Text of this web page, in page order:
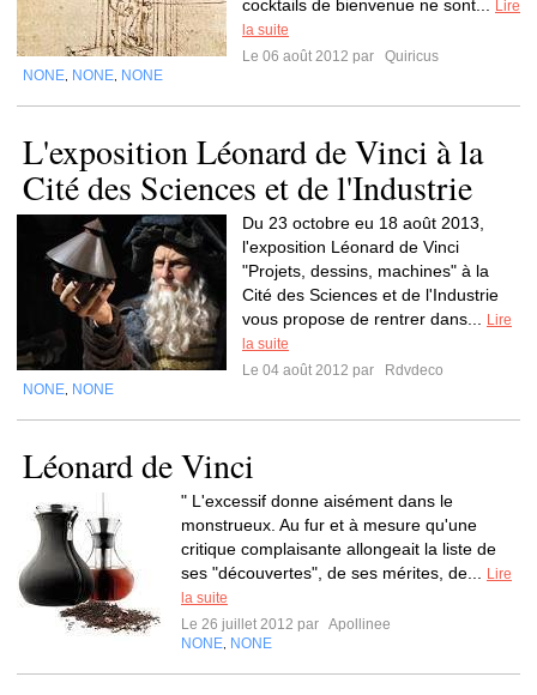
cocktails de bienvenue ne sont...
Lire
la suite
Le 06 août 2012 par
Quiricus
NONE NONE NONE
L'exposition Léonard de Vinci à la
Cité des Sciences et de l'Industrie
Du 23 octobre eu 18 août 2013,
l'exposition Léonard de Vinci
"Projets, dessins, machines" à la
Cité des Sciences et de l'Industrie
vous propose de rentrer dans...
Lire
la suite
Le 04 août 2012 par
Rdvdeco
NONE NONE
Léonard de Vinci
" L'excessif donne aisément dans le
monstrueux. Au fur et à mesure qu'une
critique complaisante allongeait la liste de
ses "découvertes", de ses mérites, de...
Lire
la suite
Le 26 juillet 2012 par Apollinee
NONE NONE